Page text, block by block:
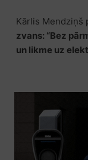
Kārlis Mendziņš
zvans: “Bez
un likme uz